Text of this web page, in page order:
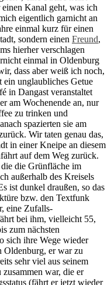
einen Kanal geht, was ich
eigentlich garnicht an
einmal kurz für einen
sondern einen Freund,
hierher verschlagen
einmal in Oldenburg
dass aber weiß ich noch,
ein unglaubliches Getue
in Dangast veranstaltet
am Wochenende an, nur
zu trinken und
spazierten sie am
Wir taten genau das,
in einer Kneipe an diesem
auf dem Weg zurück.
die Grünfläche im
außerhalb des Kreisels
ist dunkel draußen, so das
bzw. den Textfunk
eine Zufalls-
bei ihm, vielleicht 55,
zum nächsten
sich ihre Wege wieder
Oldenburg, er war zu
sehr viel aus seinem
war, die er
(fährt er jetzt wieder